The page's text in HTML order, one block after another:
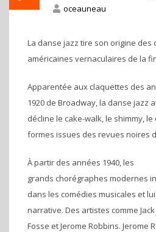
oceauneau
La danse jazz tire son origine des
américaines vernaculaires de la
Apparentée aux claquettes des
1920 de Broadway, la danse jazz
décline le cake-walk, le shimmy,
formes issues des revues noires
À partir des années 1940, les
grands chorégraphes modernes
dans les comédies musicales et
narrative. Des artistes comme Jack
Fosse et Jerome Robbins. Jerome